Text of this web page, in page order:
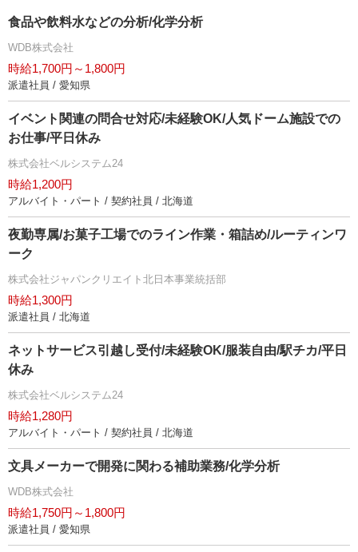
食品や飲料水などの分析/化学分析
WDB株式会社
時給1,700円～1,800円
派遣社員 / 愛知県
イベント関連の問合せ対応/未経験OK/人気ドーム施設での
お仕事/平日休み
株式会社ベルシステム24
時給1,200円
アルバイト・パート / 契約社員 / 北海道
夜勤専属/お菓子工場でのライン作業・箱詰め/ルーティンワ
ーク
株式会社ジャパンクリエイト北日本事業統括部
時給1,300円
派遣社員 / 北海道
ネットサービス引越し受付/未経験OK/服装自由/駅チカ/平日
休み
株式会社ベルシステム24
時給1,280円
アルバイト・パート / 契約社員 / 北海道
文具メーカーで開発に関わる補助業務/化学分析
WDB株式会社
時給1,750円～1,800円
派遣社員 / 愛知県